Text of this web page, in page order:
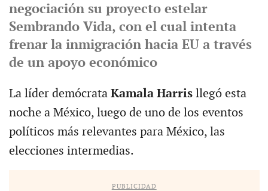
negociación su proyecto estelar
Sembrando Vida, con el cual intenta
frenar la inmigración hacia EU a través
de un apoyo económico
La líder demócrata Kamala Harris llegó esta
noche a México, luego de uno de los eventos
políticos más relevantes para México, las
elecciones intermedias.
PUBLICIDAD